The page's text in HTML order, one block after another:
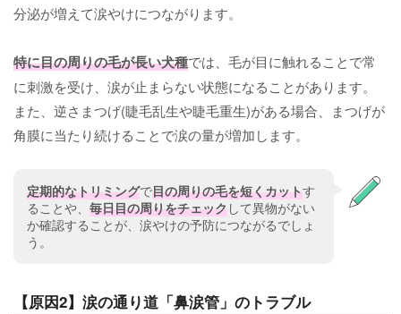
分泌が増えて涙やけにつながります。
特に目の周りの毛が長い犬種では、毛が目に触れることで常
に刺激を受け、涙が止まらない状態になることがあります。
また、逆さまつげ(睫毛乱生や睫毛重生)がある場合、まつげが
角膜に当たり続けることで涙の量が増加します。
定期的なトリミングで目の周りの毛を短くカットす
ることや、 毎日目の周りをチェックして異物がない
か確認することが、涙やけの予防につながるでしょ
う。
【原因2】涙の通り道「鼻涙管」のトラブル